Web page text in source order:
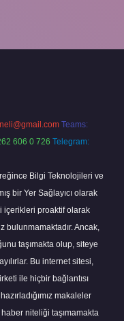
Teams:
606 0 726 Telegram:
Bilgi Teknolojileri ve
bir Yer Sağlayıcı olarak
içerikleri proaktif olarak
bulunmamaktadır. Ancak,
taşımakta olup, siteye
Bu internet sitesi,
ile hiçbir bağlantısı
makaleler
niteliği taşımamakta